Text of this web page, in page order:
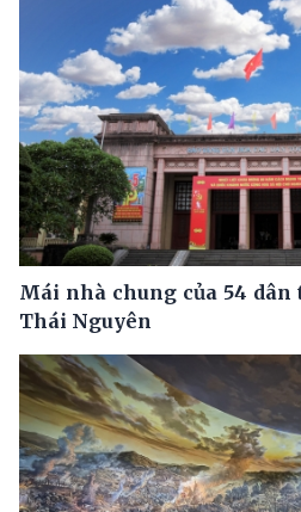
Mái nhà chung của 54
Thái Nguyên